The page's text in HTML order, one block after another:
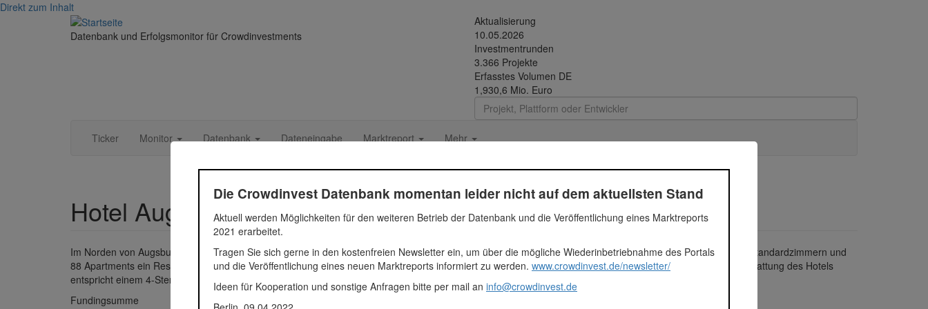
Direkt zum Inhalt
Datenbank und Erfolgsmonitor für Crowdinvestments
Aktualisierung
10.05.2026
Investmentrunden
3.366 Projekte
Erfasstes Volumen DE
1,930,6 Mio. Euro
Ticker Monitor Datenbank Dateneingabe Marktreport Mehr
Hotel Augsburg II
Im Norden von Augsburg realisiert derProjektentwicklerden Neubau einer Hotelimmobilie auf einem 12.630 m² großen Grundstück. Dieses soll neben 132 Standardzimmern und
88 Apartments ein Restaurant mit etwa 350 m², Tagungsräume mit etwa 250 m², eine Terrasse mit etwa 210 m² und 140 Pkw-Stellplätze enthalten. Die Ausstattung des Hotels
entspricht einem 4-Sterne-Standard.
Fundingsumme
Die Crowdinvest Datenbank momentan leider nicht auf dem aktuellsten Stand
Aktuell werden Möglichkeiten für den weiteren Betrieb der Datenbank und die Veröffentlichung eines Marktreports
2021 erarbeitet.
Tragen Sie sich gerne in den kostenfreien Newsletter ein, um über die mögliche Wiederinbetriebnahme des Portals
und die Veröffentlichung eines neuen Marktreports informiert zu werden. www.crowdinvest.de/newsletter/
Ideen für Kooperation und sonstige Anfragen bitte per mail an info@crowdinvest.de